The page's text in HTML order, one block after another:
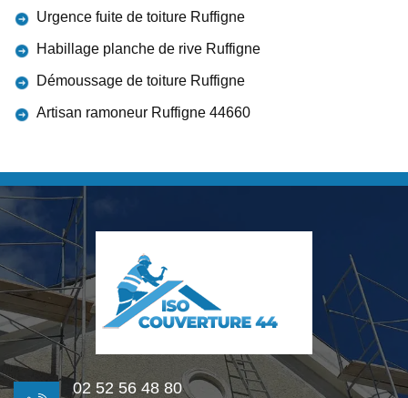
Urgence fuite de toiture Ruffigne
Habillage planche de rive Ruffigne
Démoussage de toiture Ruffigne
Artisan ramoneur Ruffigne 44660
02 52 56 48 80